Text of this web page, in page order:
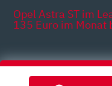
Opel Astra ST im
135 Euro im Monat